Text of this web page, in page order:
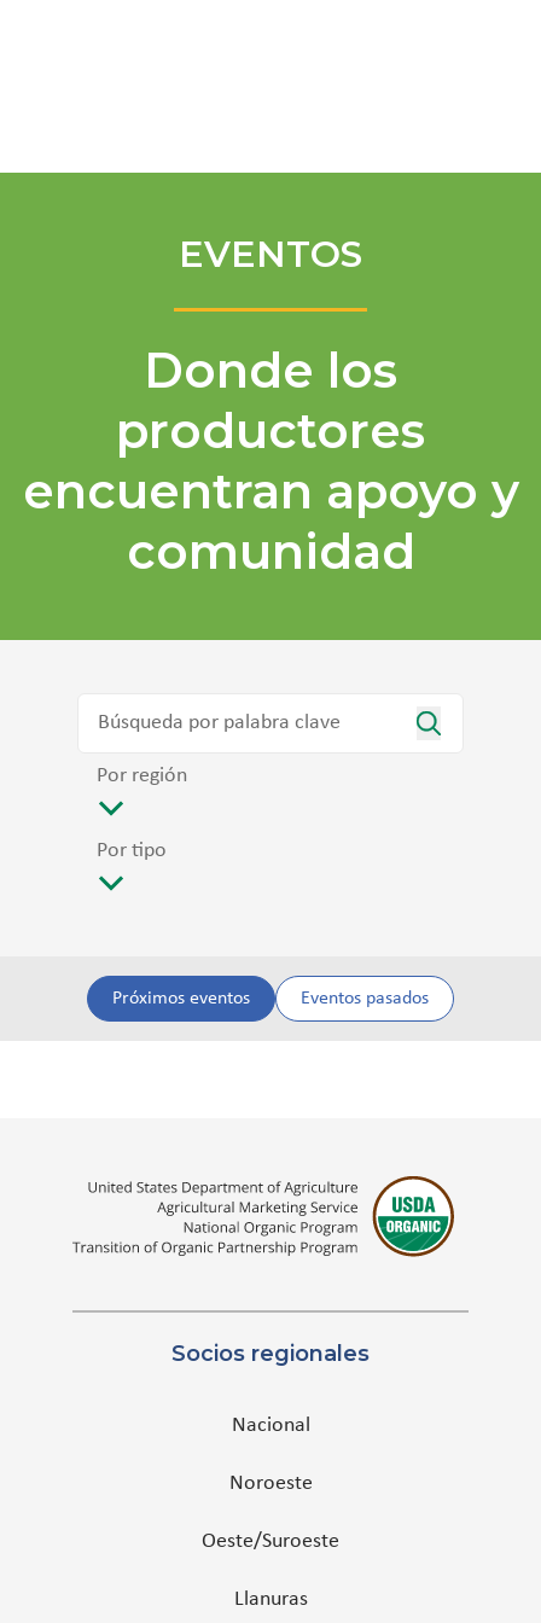
EVENTOS
Donde los
productores
encuentran apoyo y
comunidad
Por región
Por tipo
Próximos eventos Eventos pasados
Socios regionales
Nacional
Noroeste
Oeste/Suroeste
Llanuras